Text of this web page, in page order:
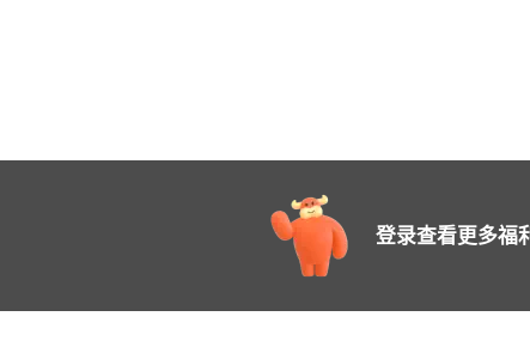
登录查看更多福